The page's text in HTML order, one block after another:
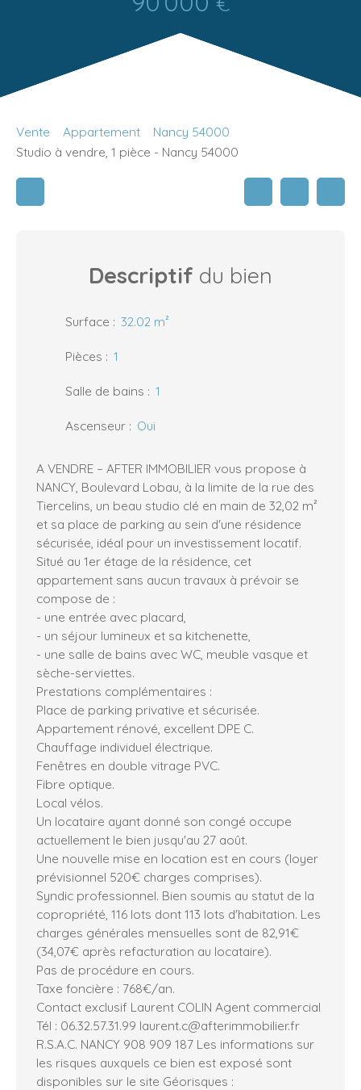
Vente Appartement
Nancy 54000
Studio à vendre, 1 pièce - Nancy 54000
Descriptif du bien
Surface : 32.02 m²
Pièces : 1
Salle de bains : 1
Ascenseur : Oui
A VENDRE – AFTER IMMOBILIER vous propose à
NANCY, Boulevard Lobau, à la limite de la rue des
Tiercelins, un beau studio clé en main de 32,02 m²
et sa place de parking au sein d'une résidence
sécurisée, idéal pour un investissement locatif.
Situé au 1er étage de la résidence, cet
appartement sans aucun travaux à prévoir se
compose de :
- une entrée avec placard,
- un séjour lumineux et sa kitchenette,
- une salle de bains avec WC, meuble vasque et
sèche-serviettes.
Prestations complémentaires :
Place de parking privative et sécurisée.
Appartement rénové, excellent DPE C.
Chauffage individuel électrique.
Fenêtres en double vitrage PVC.
Fibre optique.
Local vélos.
Un locataire ayant donné son congé occupe
actuellement le bien jusqu'au 27 août.
Une nouvelle mise en location est en cours (loyer
prévisionnel 520€ charges comprises).
Syndic professionnel. Bien soumis au statut de la
copropriété, 116 lots dont 113 lots d'habitation. Les
charges générales mensuelles sont de 82,91€
(34,07€ après refacturation au locataire).
Pas de procédure en cours.
Taxe foncière : 768€/an.
Contact exclusif Laurent COLIN Agent commercial
Tél : 06.32.57.31.99 laurent.c@afterimmobilier.fr
R.S.A.C. NANCY 908 909 187 Les informations sur
les risques auxquels ce bien est exposé sont
disponibles sur le site Géorisques :